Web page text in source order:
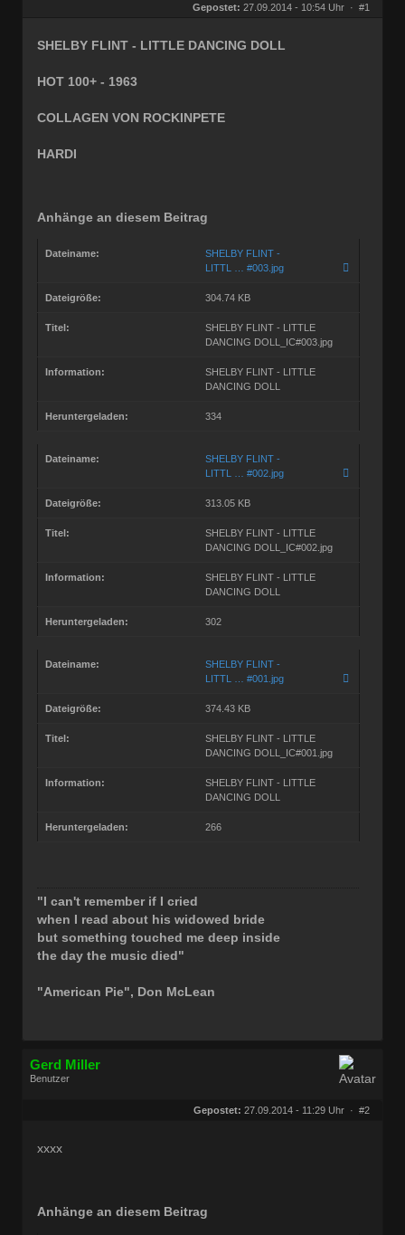
Gepostet: 27.09.2014 - 10:54 Uhr · #1
SHELBY FLINT - LITTLE DANCING DOLL
HOT 100+ - 1963
COLLAGEN VON ROCKINPETE
HARDI
Anhänge an diesem Beitrag
Dateiname:
SHELBY FLINT -
LITTL … #003.jpg
Dateigröße: 304.74 KB
Titel:
SHELBY FLINT - LITTLE
DANCING DOLL_IC#003.jpg
Information:
SHELBY FLINT - LITTLE
DANCING DOLL
Heruntergeladen: 334
Dateiname:
SHELBY FLINT -
LITTL … #002.jpg
Dateigröße: 313.05 KB
Titel:
SHELBY FLINT - LITTLE
DANCING DOLL_IC#002.jpg
Information:
SHELBY FLINT - LITTLE
DANCING DOLL
Heruntergeladen: 302
Dateiname:
SHELBY FLINT -
LITTL … #001.jpg
Dateigröße: 374.43 KB
Titel:
SHELBY FLINT - LITTLE
DANCING DOLL_IC#001.jpg
Information:
SHELBY FLINT - LITTLE
DANCING DOLL
Heruntergeladen: 266
"I can't remember if I cried
when I read about his widowed bride
but something touched me deep inside
the day the music died"
"American Pie", Don McLean
Gerd Miller
Benutzer
Gepostet: 27.09.2014 - 11:29 Uhr · #2
xxxx
Anhänge an diesem Beitrag